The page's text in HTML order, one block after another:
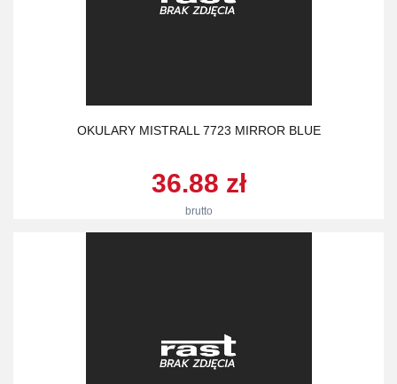
OKULARY MISTRALL 7723 MIRROR BLUE
36.88 zł
brutto